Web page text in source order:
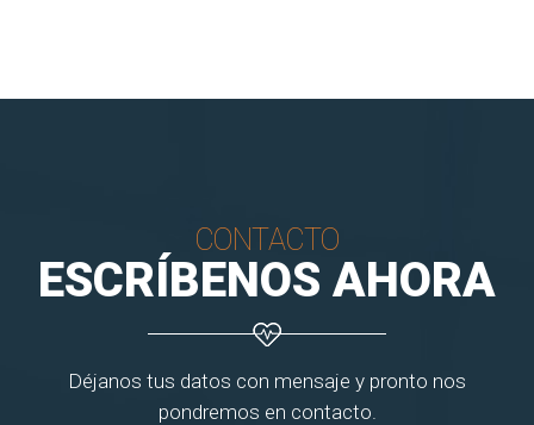
CONTACTO
ESCRÍBENOS AHORA
Déjanos tus datos con mensaje y pronto nos
pondremos en contacto.